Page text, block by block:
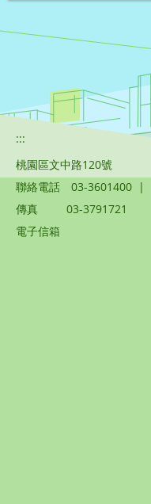
:::
桃園區文中路120號
聯絡電話
03-3601400 |
傳真
03-3791721
電子信箱